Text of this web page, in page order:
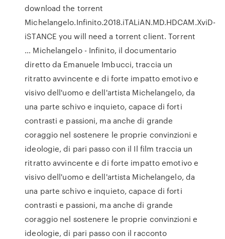
download the torrent
Michelangelo.Infinito.2018.iTALiAN.MD.HDCAM.XviD-
iSTANCE you will need a torrent client. Torrent
… Michelangelo - Infinito, il documentario
diretto da Emanuele Imbucci, traccia un
ritratto avvincente e di forte impatto emotivo e
visivo dell'uomo e dell'artista Michelangelo, da
una parte schivo e inquieto, capace di forti
contrasti e passioni, ma anche di grande
coraggio nel sostenere le proprie convinzioni e
ideologie, di pari passo con il Il film traccia un
ritratto avvincente e di forte impatto emotivo e
visivo dell'uomo e dell'artista Michelangelo, da
una parte schivo e inquieto, capace di forti
contrasti e passioni, ma anche di grande
coraggio nel sostenere le proprie convinzioni e
ideologie, di pari passo con il racconto